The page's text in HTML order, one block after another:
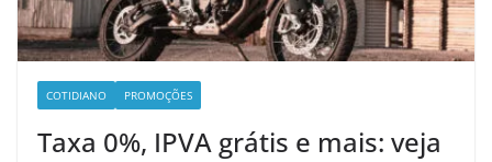
COTIDIANO PROMOÇÕES
Taxa 0%, IPVA grátis e mais: veja